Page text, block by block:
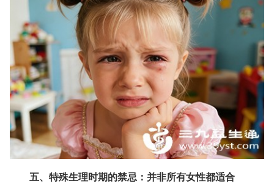
五、特殊生理时期的禁忌：并非所有女性都适合